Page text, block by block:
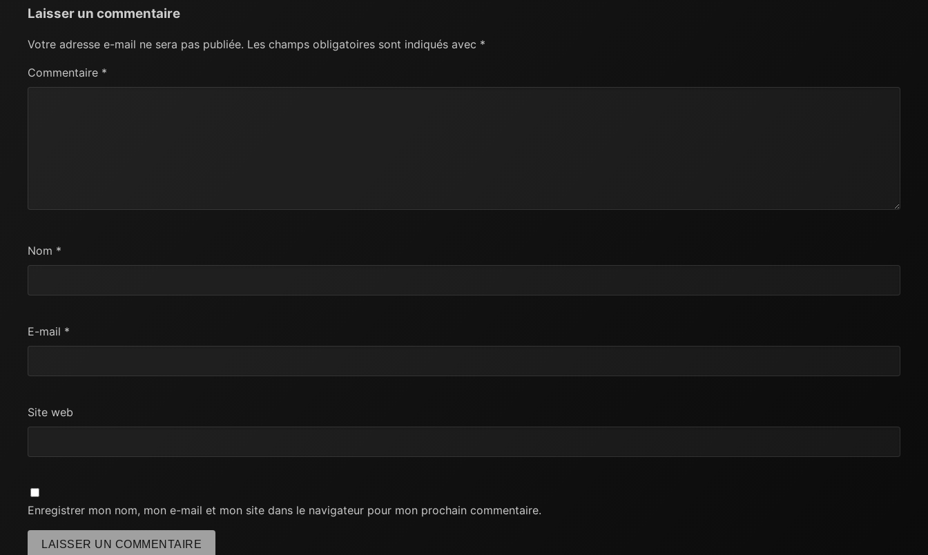
Laisser un commentaire
Votre adresse e-mail ne sera pas publiée. Les champs obligatoires sont indiqués avec *
Commentaire *
Nom *
E-mail *
Site web
Enregistrer mon nom, mon e-mail et mon site dans le navigateur pour mon prochain commentaire.